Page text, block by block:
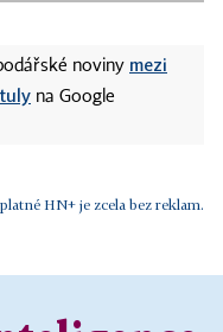
noviny mezi
na Google
HN+ je zcela bez reklam.